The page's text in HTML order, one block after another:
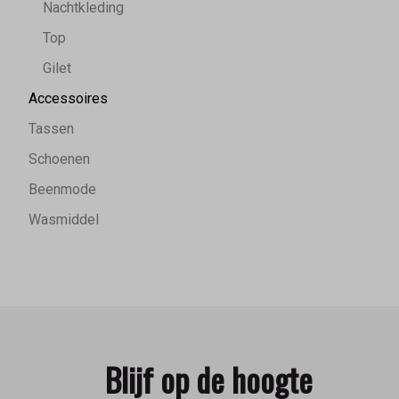
Nachtkleding
Top
Gilet
Accessoires
Tassen
Schoenen
Beenmode
Wasmiddel
Blijf op de hoogte